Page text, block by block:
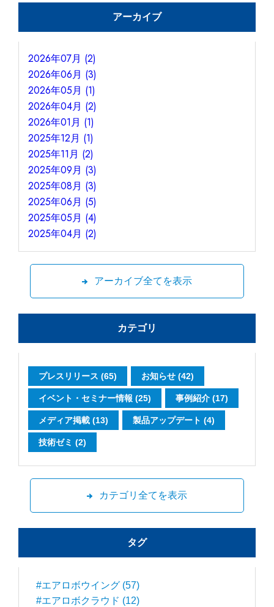
アーカイブ
2026年07月 (2)
2026年06月 (3)
2026年05月 (1)
2026年04月 (2)
2026年01月 (1)
2025年12月 (1)
2025年11月 (2)
2025年09月 (3)
2025年08月 (3)
2025年06月 (5)
2025年05月 (4)
2025年04月 (2)
アーカイブ全てを表示
カテゴリ
プレスリリース (65) お知らせ (42)
イベント・セミナー情報 (25) 事例紹介 (17)
メディア掲載 (13) 製品アップデート (4)
技術ゼミ (2)
カテゴリ全てを表示
タグ
#エアロボウイング (57)
#エアロボクラウド (12)